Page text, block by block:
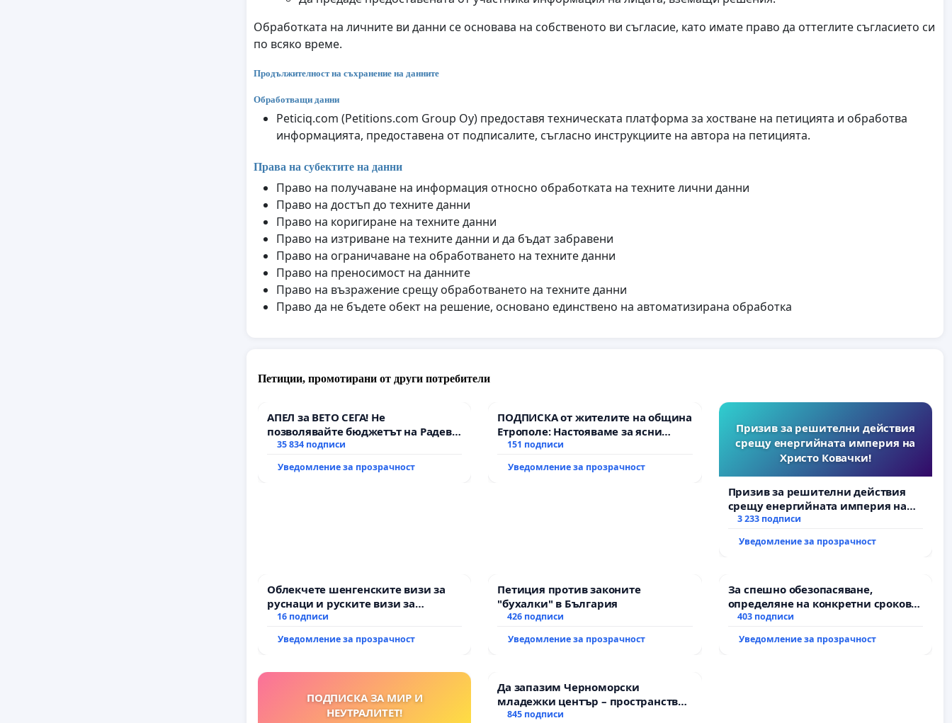
Обработката на личните ви данни се основава на собственото ви съгласие, като имате право да оттеглите съгласието си
по всяко време.
Продължителност на съхранение на данните
Обработващи данни
Peticiq.com (Petitions.com Group Oy) предоставя техническата платформа за хостване на петицията и обработва
информацията, предоставена от подписалите, съгласно инструкциите на автора на петицията.
Права на субектите на данни
Право на получаване на информация относно обработката на техните лични данни
Право на достъп до техните данни
Право на коригиране на техните данни
Право на изтриване на техните данни и да бъдат забравени
Право на ограничаване на обработването на техните данни
Право на преносимост на данните
Право на възражение срещу обработването на техните данни
Право да не бъдете обект на решение, основано единствено на автоматизирана обработка
Петиции, промотирани от други потребители
АПЕЛ за ВЕТО СЕГА! Не
позволявайте бюджетът на Радев
да открадне парите и правата ни в
35 834 подписи
Уведомление за прозрачност
ПОДПИСКА от жителите на община
Етрополе: Настояваме за ясни
гаранции от “Елаците-МЕД” АД и от
всички екологични норми!
151 подписи
Уведомление за прозрачност
Призив за решителни действия
срещу енергийната империя на
Христо Ковачки!
Призив за решителни действия
срещу енергийната империя на
Христо Ковачки!
3 233 подписи
Уведомление за прозрачност
Облекчете шенгенските визи за
руснаци и руските визи за
българи
16 подписи
Уведомление за прозрачност
Петиция против законите
"бухалки" в България
426 подписи
Уведомление за прозрачност
За спешно обезопасяване,
определяне на конкретни срокове
и извършване на цялостна
републиканския път между пътен
403 подписи
Уведомление за прозрачност
ПОДПИСКА ЗА МИР И
НЕУТРАЛИТЕТ!
Да запазим Черноморски
младежки център – пространство
за младите на Варна
845 подписи